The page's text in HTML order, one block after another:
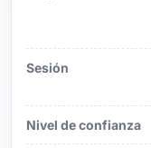
Sesión
Nivel de confianza